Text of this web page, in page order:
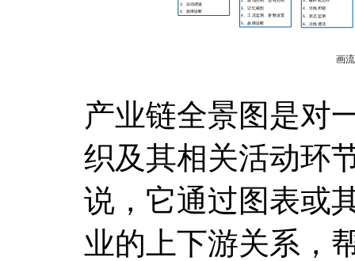
产业链全景图是对
织及其相关活动环
说，它通过图表或
业的上下游关系，